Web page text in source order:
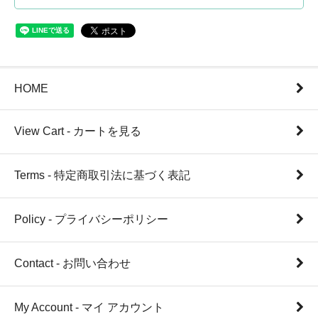
HOME
View Cart - カートを見る
Terms - 特定商取引法に基づく表記
Policy - プライバシーポリシー
Contact - お問い合わせ
My Account - マイ アカウント